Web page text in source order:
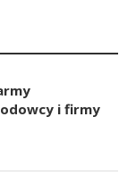
i firmy